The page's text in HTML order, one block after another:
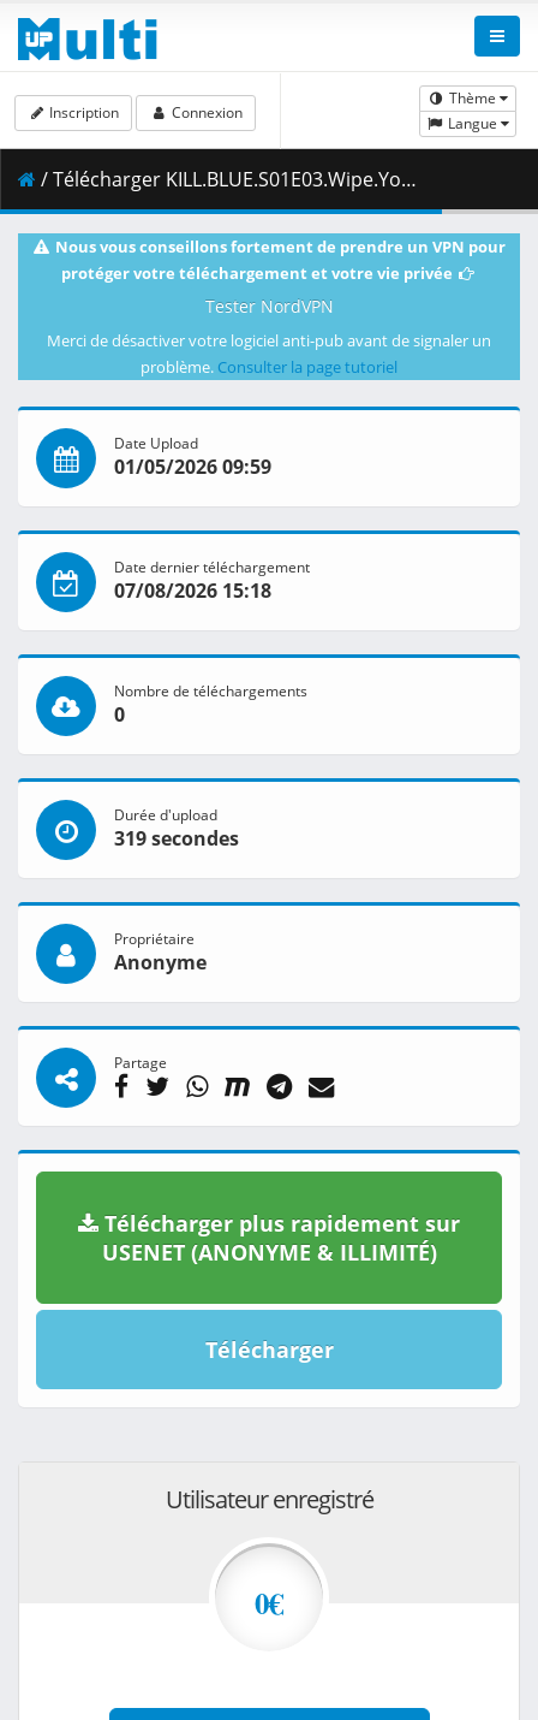
Thème
Langue
Inscription Connexion
/ Télécharger KILL.BLUE.S01E03.Wipe.Your.Own.Butt.1080p.AMZN.WEB-DL.MULTi.DDP2.0.H.264.MSubs-ToonsHub.mkv.002 ( 474.20 MB )
Nous vous conseillons fortement de prendre un VPN pour
protéger votre téléchargement et votre vie privée
Tester NordVPN
Merci de désactiver votre logiciel anti-pub avant de signaler un
problème. Consulter la page tutoriel
Date Upload
01/05/2026 09:59
Date dernier téléchargement
07/08/2026 15:18
Nombre de téléchargements
0
Durée d'upload
319 secondes
Propriétaire
Anonyme
Partage
Télécharger plus rapidement sur
USENET (ANONYME & ILLIMITÉ)
Télécharger
Utilisateur enregistré
0€